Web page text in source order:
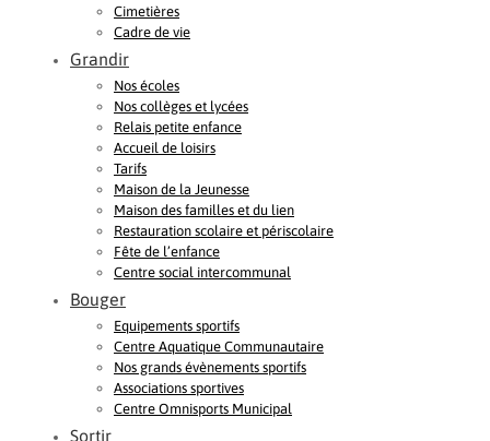
Cimetières
Cadre de vie
Grandir
Nos écoles
Nos collèges et lycées
Relais petite enfance
Accueil de loisirs
Tarifs
Maison de la Jeunesse
Maison des familles et du lien
Restauration scolaire et périscolaire
Fête de l’enfance
Centre social intercommunal
Bouger
Equipements sportifs
Centre Aquatique Communautaire
Nos grands évènements sportifs
Associations sportives
Centre Omnisports Municipal
Sortir